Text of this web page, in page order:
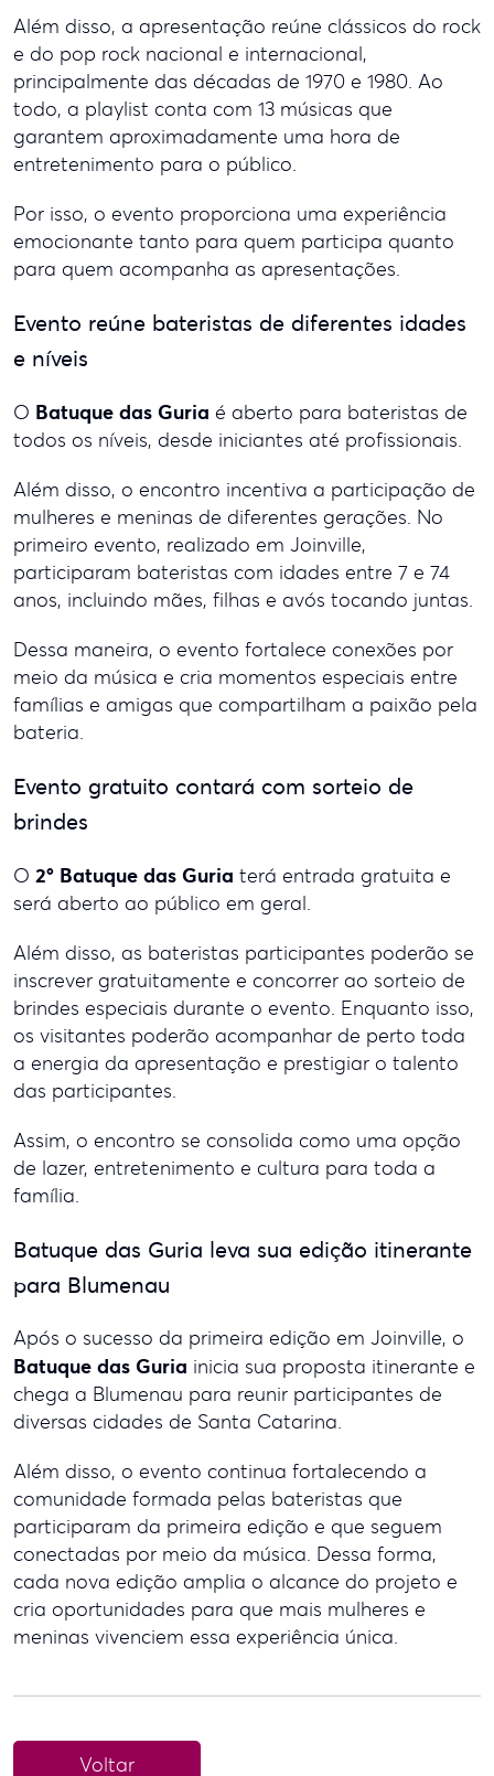
Além disso, a apresentação reúne clássicos do rock
e do pop rock nacional e internacional,
principalmente das décadas de 1970 e 1980. Ao
todo, a playlist conta com 13 músicas que
garantem aproximadamente uma hora de
entretenimento para o público.
Por isso, o evento proporciona uma experiência
emocionante tanto para quem participa quanto
para quem acompanha as apresentações.
Evento reúne bateristas de diferentes idades
e níveis
O Batuque das Guria é aberto para bateristas de
todos os níveis, desde iniciantes até profissionais.
Além disso, o encontro incentiva a participação de
mulheres e meninas de diferentes gerações. No
primeiro evento, realizado em Joinville,
participaram bateristas com idades entre 7 e 74
anos, incluindo mães, filhas e avós tocando juntas.
Dessa maneira, o evento fortalece conexões por
meio da música e cria momentos especiais entre
famílias e amigas que compartilham a paixão pela
bateria.
Evento gratuito contará com sorteio de
brindes
O 2º Batuque das Guria terá entrada gratuita e
será aberto ao público em geral.
Além disso, as bateristas participantes poderão se
inscrever gratuitamente e concorrer ao sorteio de
brindes especiais durante o evento. Enquanto isso,
os visitantes poderão acompanhar de perto toda
a energia da apresentação e prestigiar o talento
das participantes.
Assim, o encontro se consolida como uma opção
de lazer, entretenimento e cultura para toda a
família.
Batuque das Guria leva sua edição itinerante
para Blumenau
Após o sucesso da primeira edição em Joinville, o
Batuque das Guria inicia sua proposta itinerante e
chega a Blumenau para reunir participantes de
diversas cidades de Santa Catarina.
Além disso, o evento continua fortalecendo a
comunidade formada pelas bateristas que
participaram da primeira edição e que seguem
conectadas por meio da música. Dessa forma,
cada nova edição amplia o alcance do projeto e
cria oportunidades para que mais mulheres e
meninas vivenciem essa experiência única.
Voltar